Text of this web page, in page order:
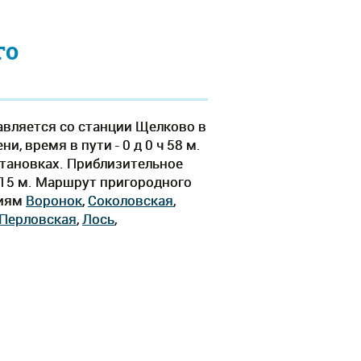
со станции Щелково в
время в пути - 0 д 0 ч 58 м.
Приблизительное
м. Маршрут пригородного
Воронок, Соколовская,
,Лось,